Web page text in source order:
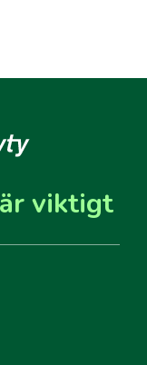
viktigt